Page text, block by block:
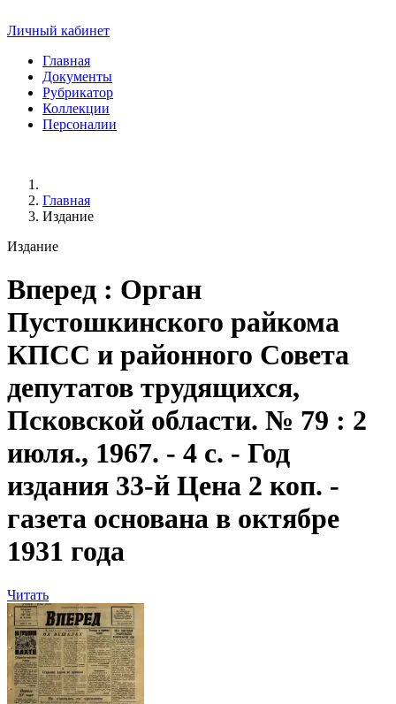
Личный кабинет
Главная
Документы
Рубрикатор
Коллекции
Персоналии
Главная
Издание
Издание
Вперед : Орган
Пустошкинского райкома
КПСС и районного Совета
депутатов трудящихся,
Псковской области. № 79 : 2
июля., 1967. - 4 с. - Год
издания 33-й Цена 2 коп. -
газета основана в октябре
1931 года
Читать